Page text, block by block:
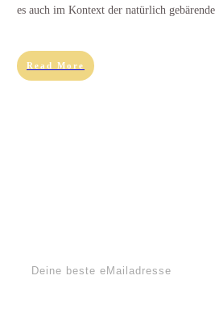
es auch im Kontext der natürlich
Read More